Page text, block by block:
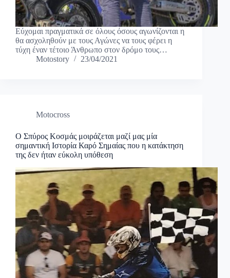
Εύχομαι πραγματικά σε όλους όσους αγωνίζονται η
θα ασχοληθούν με τους Αγώνες να τους φέρει η
τύχη έναν τέτοιο Άνθρωπο στον δρόμο τους…
Motostory
23/04/2021
Motocross
Ο Σπύρος Κοσμάς μοιράζεται μαζί μας μία
σημαντική Ιστορία Καρό Σημαίας που η κατάκτηση
της δεν ήταν εύκολη υπόθεση